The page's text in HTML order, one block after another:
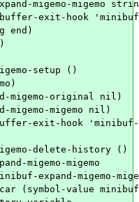
end)
setup ()
migemo-original nil)
migemo-migemo nil)
exit-hook
delete-history ()
migemo-migemo